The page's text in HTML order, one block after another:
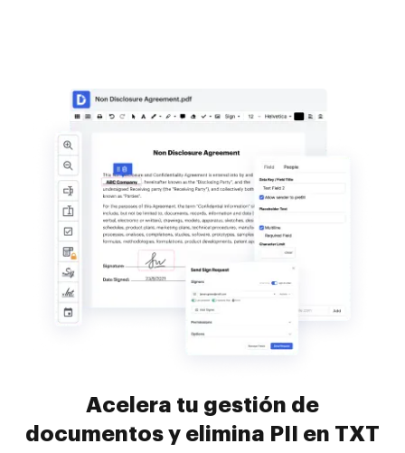
Acelera tu gestión de
documentos y elimina PII en TXT